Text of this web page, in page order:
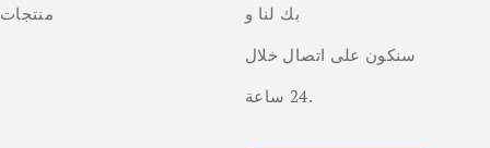
منتجات
بك لنا و
سنكون على اتصال خلال
24 ساعة.